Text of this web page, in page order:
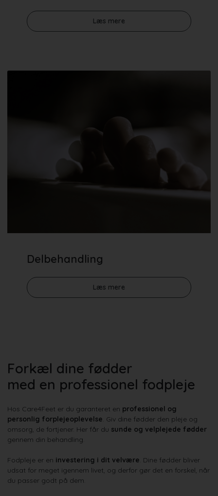
Læs mere
Delbehandling
Læs mere
Forkæl dine fødder
med en professionel fodpleje
Hos Care4Feet er du garanteret en professionel og
personlig forplejeoplevelse . Giv dine fødder den pleje og
omsorg, de fortjener. Her får du sunde og velplejede fødder
gennem din behandling.
Fodpleje er en investering i dit velvære . Dine fødder bliver
udsat for meget igennem livet, og derfor gør det en forskel, når
du passer godt på dem.